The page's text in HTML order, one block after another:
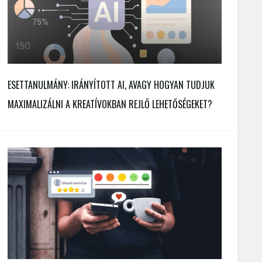
ESETTANULMÁNY: IRÁNYÍTOTT AI, AVAGY HOGYAN TUDJUK
MAXIMALIZÁLNI A KREATÍVOKBAN REJLŐ LEHETŐSÉGEKET?